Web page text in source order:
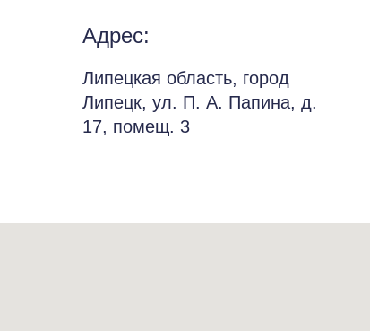
Адрес:
Липецкая область, город
Липецк, ул. П. А. Папина, д.
17, помещ. 3